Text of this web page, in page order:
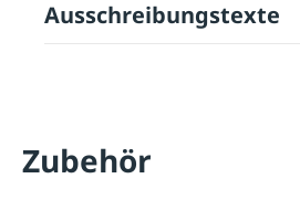
Ausschreibungstexte
Zubehör